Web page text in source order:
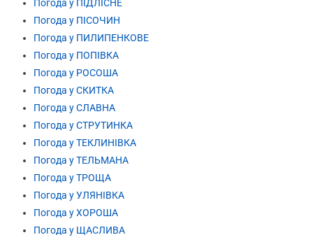
Погода у ПІДЛІСНЕ
Погода у ПІСОЧИН
Погода у ПИЛИПЕНКОВЕ
Погода у ПОПІВКА
Погода у РОСОША
Погода у СКИТКА
Погода у СЛАВНА
Погода у СТРУТИНКА
Погода у ТЕКЛИНІВКА
Погода у ТЕЛЬМАНА
Погода у ТРОЩА
Погода у УЛЯНІВКА
Погода у ХОРОША
Погода у ЩАСЛИВА